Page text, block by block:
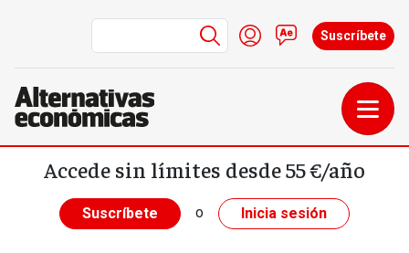
Pasar al contenido principal
Menú de cuenta de
Iniciar sesión
Contacto
Suscríbete
Accede sin límites desde 55 €/año
Suscríbete o Inicia sesión